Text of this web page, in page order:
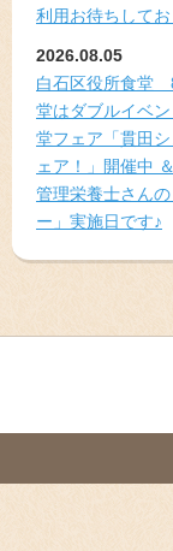
利用お待ちして
2026.08.05
白石区役所食堂
堂はダブルイベ
堂フェア「貫田
ェア！」開催中
管理栄養士さん
ー」実施日です♪